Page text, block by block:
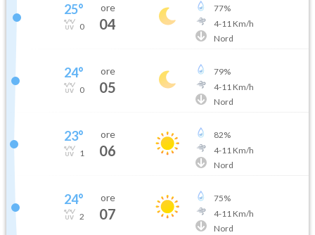
25°
0
ore
04
77%
4-11 Km/h
Nord
24°
0
ore
05
79%
4-11 Km/h
Nord
23°
1
ore
06
82%
4-11 Km/h
Nord
24°
2
ore
07
75%
4-11 Km/h
Nord